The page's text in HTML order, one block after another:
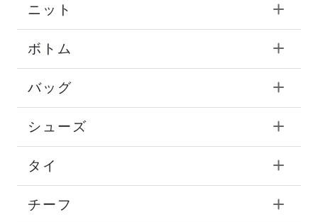
ニット
ボトム
バッグ
シューズ
タイ
チーフ